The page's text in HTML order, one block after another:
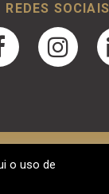
REDES SOCIAIS
o uso de